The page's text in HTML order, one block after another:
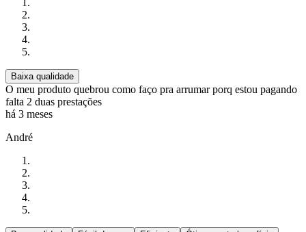
Baixa qualidade
O meu produto quebrou como faço pra arrumar porq estou pagando
falta 2 duas prestações
há 3 meses
André